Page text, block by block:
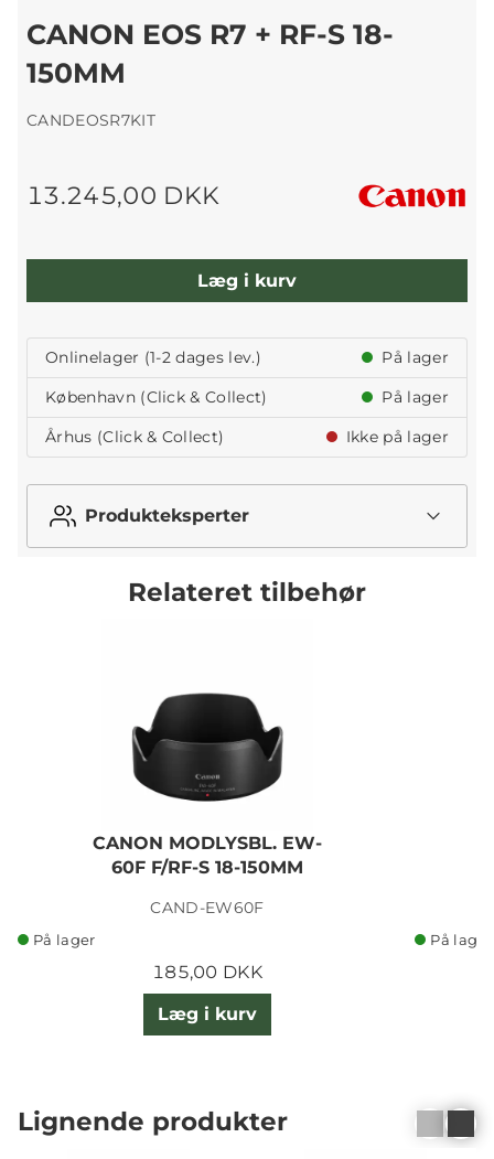
CANON EOS R7 + RF-S 18-
150MM
CANDEOSR7KIT
13.245,00 DKK
Læg i kurv
Onlinelager (1-2 dages lev.)
På lager
København (Click & Collect)
På lager
Århus (Click & Collect)
Ikke på lager
Produkteksperter
Relateret tilbehør
CANON MODLYSBL. EW-
60F F/RF-S 18-150MM
CAND-EW60F
På lager
185,00 DKK
Læg i kurv
På lager
Lignende produkter